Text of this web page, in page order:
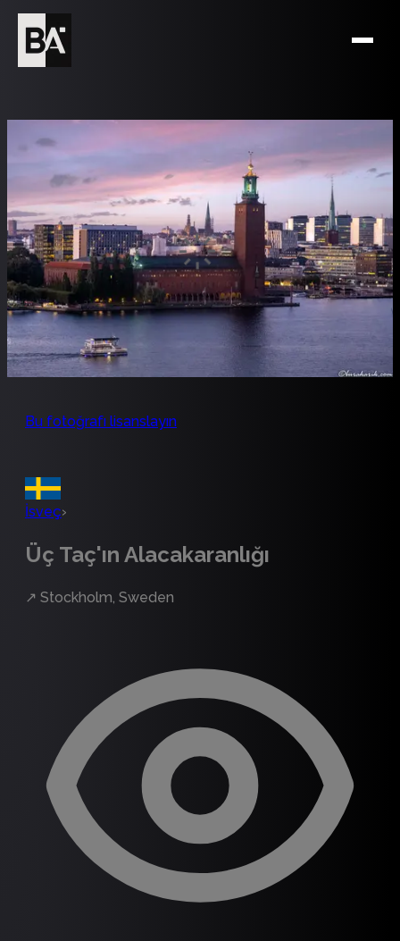
Bu fotoğrafı lisanslayın
İsveç›
Üç Taç'ın Alacakaranlığı
↗ Stockholm, Sweden